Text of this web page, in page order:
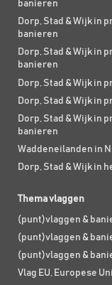
banieren
Dorp, Stad & Wijk in
banieren
Dorp, Stad & Wijk in
banieren
Dorp, Stad & Wijk in
Dorp, Stad & Wijk in
Dorp, Stad & Wijk in
banieren
Waddeneilanden in
Dorp, Stad & Wijk in
Thema vlaggen
(punt)vlaggen &
(punt)vlaggen &
(punt)vlaggen &
Vlag EU, Europese